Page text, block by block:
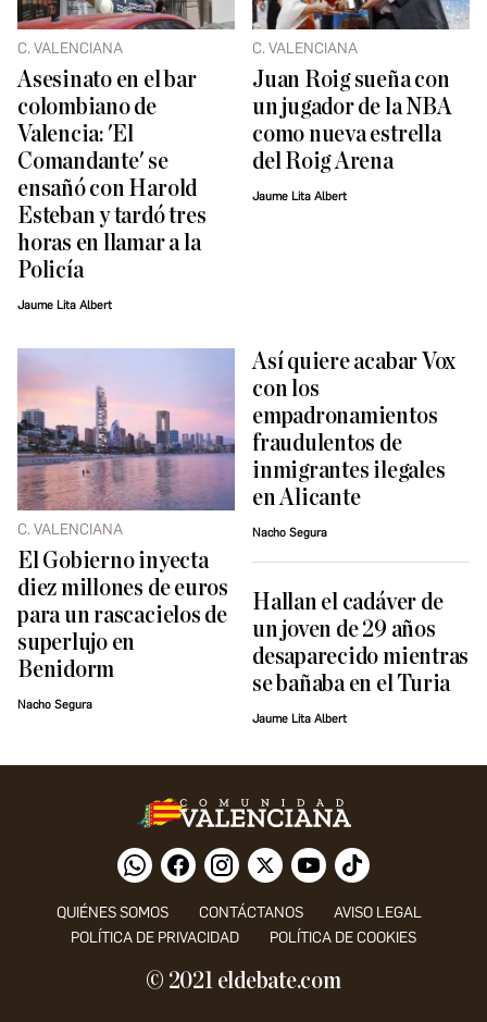
C. VALENCIANA
Asesinato en el bar
colombiano de
Valencia: 'El
Comandante' se
ensañó con Harold
Esteban y tardó tres
horas en llamar a la
Policía
Jaume Lita Albert
C. VALENCIANA
Juan Roig sueña con
un jugador de la NBA
como nueva estrella
del Roig Arena
Jaume Lita Albert
C. VALENCIANA
El Gobierno inyecta
diez millones de euros
para un rascacielos de
superlujo en
Benidorm
Nacho Segura
Así quiere acabar Vox
con los
empadronamientos
fraudulentos de
inmigrantes ilegales
en Alicante
Nacho Segura
Hallan el cadáver de
un joven de 29 años
desaparecido mientras
se bañaba en el Turia
Jaume Lita Albert
QUIÉNES SOMOS CONTÁCTANOS
AVISO LEGAL
POLÍTICA DE PRIVACIDAD
POLÍTICA DE COOKIES
© 2021 eldebate.com